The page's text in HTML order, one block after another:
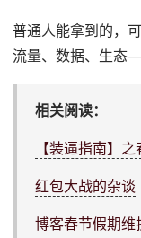
普通人能拿到的，
流量、数据、生态
相关阅读：
【装逼指南】
红包大战的杂谈
博客春节假期维